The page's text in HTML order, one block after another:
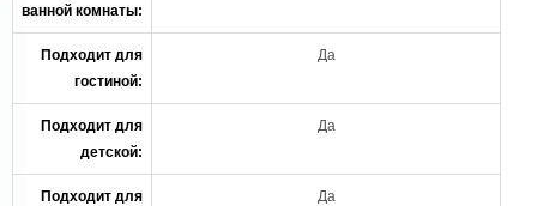
ванной комнаты:
Подходит для
гостиной:
Да
Подходит для
детской:
Да
Подходит для
Да